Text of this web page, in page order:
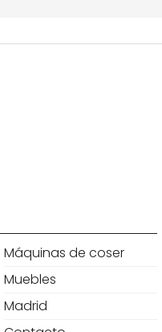
Máquinas de coser
Muebles
Madrid